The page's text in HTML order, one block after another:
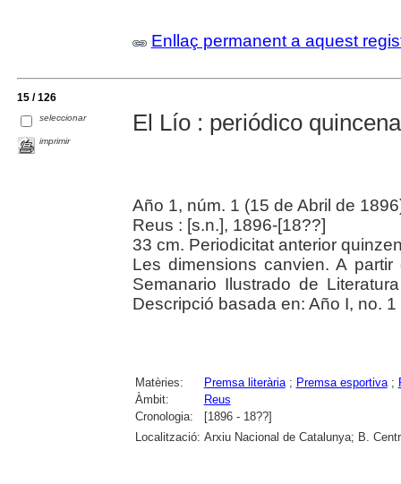
Enllaç permanent a aquest
15 / 126
seleccionar
imprimir
El Lío : periódico
Año 1, núm. 1 (15 de Abril de
Reus : [s.n.], 1896-[18??]
33 cm. Periodicitat anterior
Les dimensions canvien. A
Semanario Ilustrado de
Descripció basada en: Año I, no.
Matèries: Premsa literària; Premsa esportiva;
Àmbit:
Reus
Cronologia:
[1896 - 18??]
Localització: Arxiu Nacional de Catalunya; B.